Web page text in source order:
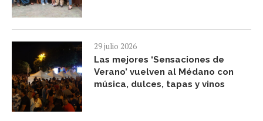
29 julio 2026
Las mejores ‘Sensaciones de
Verano’ vuelven al Médano con
música, dulces, tapas y vinos